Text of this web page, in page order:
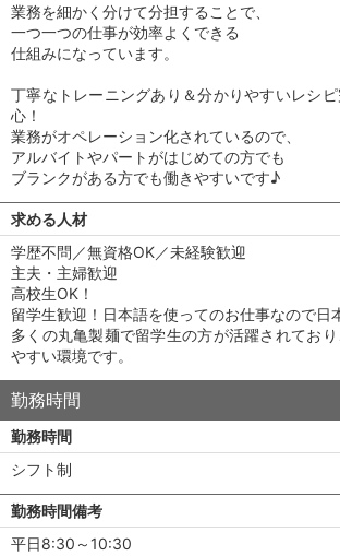
業務を細かく分けて分担することで、
一つ一つの仕事が効率よくできる
仕組みになっています。
丁寧なトレーニングあり＆分かりやすいレシ
心！
業務がオペレーション化されているので、
アルバイトやパートがはじめての方でも
ブランクがある方でも働きやすいです♪
求める人材
学歴不問／無資格OK／未経験歓迎
主夫・主婦歓迎
高校生OK！
留学生歓迎！日本語を使ってのお仕事なので日
多くの丸亀製麺で留学生の方が活躍されてお
やすい環境です。
勤務時間
勤務時間
シフト制
勤務時間備考
平日8:30～10:30